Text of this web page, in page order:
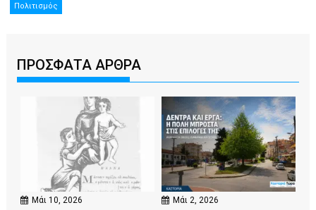
Πολιτισμός
ΠΡΟΣΦΑΤΑ ΑΡΘΡΑ
Μάι 10, 2026 Μάι 2, 2026